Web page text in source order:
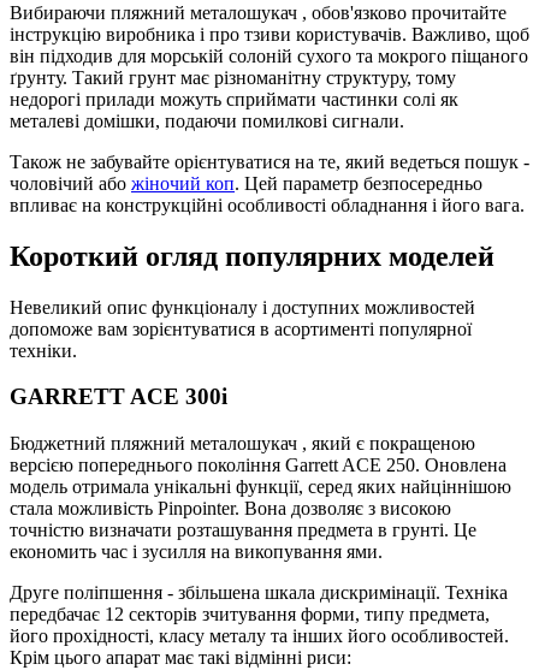
Вибираючи пляжний металошукач , обов'язково прочитайте
інструкцію виробника і про тзиви користувачів. Важливо, щоб
він підходив для морській солоній сухого та мокрого піщаного
ґрунту. Такий грунт має різноманітну структуру, тому
недорогі прилади можуть сприймати частинки солі як
металеві домішки, подаючи помилкові сигнали.
Також не забувайте орієнтуватися на те, який ведеться пошук -
чоловічий або жіночий коп. Цей параметр безпосередньо
впливає на конструкційні особливості обладнання і його вага.
Короткий огляд популярних моделей
Невеликий опис функціоналу і доступних можливостей
допоможе вам зорієнтуватися в асортименті популярної
техніки.
GARRETT ACE 300i
Бюджетний пляжний металошукач , який є покращеною
версією попереднього покоління Garrett ACE 250. Оновлена
модель отримала унікальні функції, серед яких найціннішою
стала можливість Pinpointer. Вона дозволяє з високою
точністю визначати розташування предмета в грунті. Це
економить час і зусилля на викопування ями.
Друге поліпшення - збільшена шкала дискримінації. Техніка
передбачає 12 секторів зчитування форми, типу предмета,
його прохідності, класу металу та інших його особливостей.
Крім цього апарат має такі відмінні риси: